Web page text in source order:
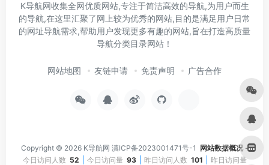
K导航网收集全网优质网站,专注于简洁高效的导航,为用户而生
的导航,在这里汇聚了网上较为优秀的网站,目的是满足用户日常
的网址导航需求,帮助用户发现更多有趣的网站,旨在打造高质量
导航分类目录网站！
网站地图 友链申请 免责声明 广告合作
Copyright © 2026 K导航网 滇ICP备2023001471号-1 网站数据概况 -
今日访问人数 52 今日访问量 93 昨日访问人数 101 昨日访问量